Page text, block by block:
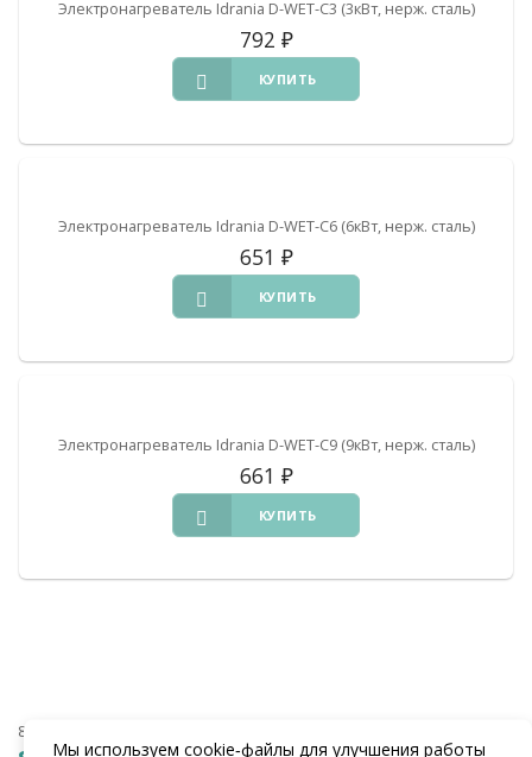
Электронагреватель Idrania D-WET-C3 (3кВт, нерж. сталь)
792 ₽
КУПИТЬ
Электронагреватель Idrania D-WET-C6 (6кВт, нерж. сталь)
651 ₽
КУПИТЬ
Электронагреватель Idrania D-WET-C9 (9кВт, нерж. сталь)
661 ₽
КУПИТЬ
8 (938) 441-20-90
Мы используем cookie‑файлы для улучшения работы